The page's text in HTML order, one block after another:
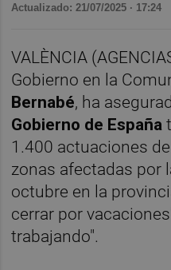
Actualizado: 21/07/2025 · 17:24
VALÈNCIA
Gobierno en la
Bernabé, ha
Gobierno de España
1.400 actuaciones
zonas afectadas por
octubre en la
cerrar por
trabajando".